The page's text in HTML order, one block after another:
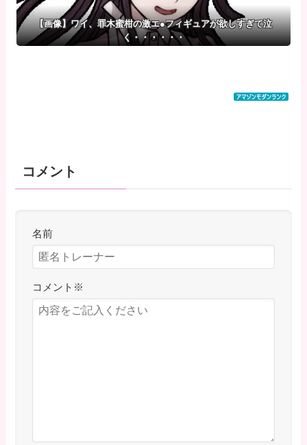
【画像】ワイ、罪木蜜柑の激エ●フィギュアが欲しすぎて泣
く・・・・・・
コメント
名前
コメント ※